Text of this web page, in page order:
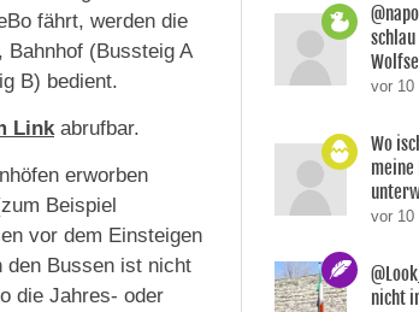
fährt, werden die
Bahnhof (Bussteig A
B) bedient.
Linkabrufbar.
erworben
Beispiel
vor dem Einsteigen
den Bussen ist nicht
die Jahres- oder
vor 10
Wo
vor 10
nicht